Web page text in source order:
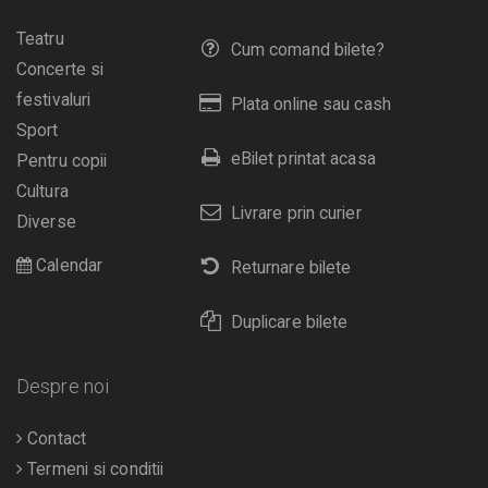
Cum comand bilete?
Plata online sau cash
eBilet printat acasa
Livrare prin curier
Returnare bilete
Duplicare bilete
Teatru
Concerte si
festivaluri
Sport
Pentru copii
Cultura
Diverse
Calendar
Despre noi
Contact
Termeni si conditii